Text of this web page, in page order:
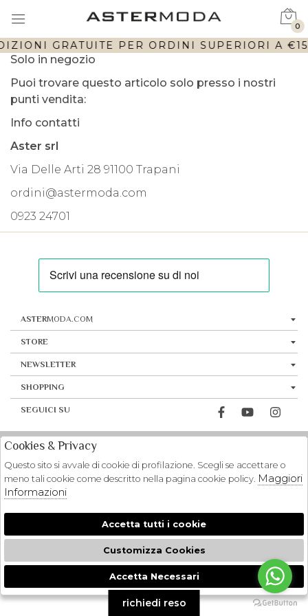
GRATUITE PER ORDINI SUPERIORI A
0
Solo in negozio
Puoi trovare questo articolo solo presso i nostri
punti vendita:
Info contatti
Aster srl
Via Delle Arti 28 91100 Trapani
ordini@astermoda.com
0923 24701
ASTERMODA.COM
STORE
NEWSLETTER
SHOPPING
SEGUICI SU
🍪
richiedi reso
Cookies & Privacy
Questo sito si avvale di cookie di profilazione. Scegli se accettare o
meno tali cookie come descritto nella pagina cookie policy. Maggiori
Informazioni
Accetta tutti i cookie
Customizza Cookies
Accetta Necessari